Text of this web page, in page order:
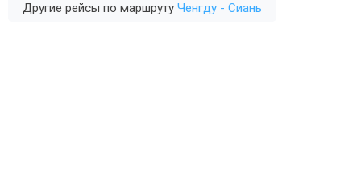
Другие рейсы по маршруту Ченгду - Сиань